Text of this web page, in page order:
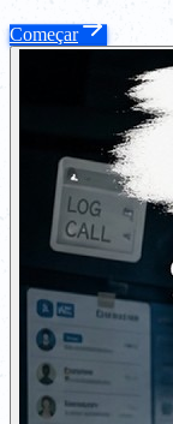
Começar